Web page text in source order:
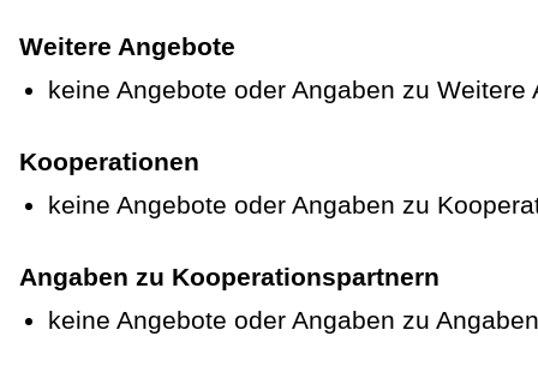
Weitere Angebote
keine Angebote oder Angaben zu Weitere
Kooperationen
keine Angebote oder Angaben zu
Angaben zu Kooperationspartnern
keine Angebote oder Angaben zu